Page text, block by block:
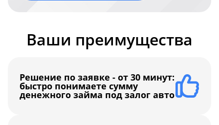
Ваши преимущества
Решение по заявке - от 30 минут:
быстро понимаете сумму
денежного займа под залог авто